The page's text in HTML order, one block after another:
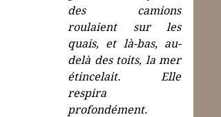
des camions
roulaient sur les
quais, et là-bas, au-
delà des toits, la mer
étincelait. Elle
respira
profondément.